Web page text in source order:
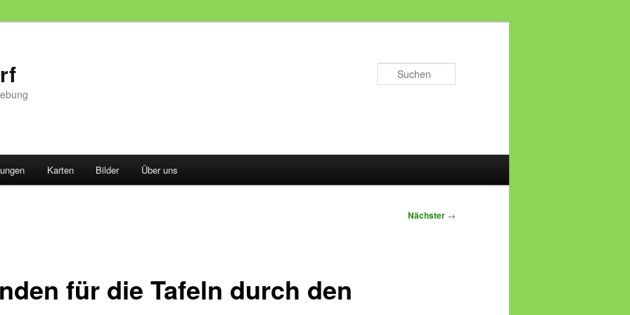
Karten Bilder Über uns
Nächster →
für die Tafeln durch den